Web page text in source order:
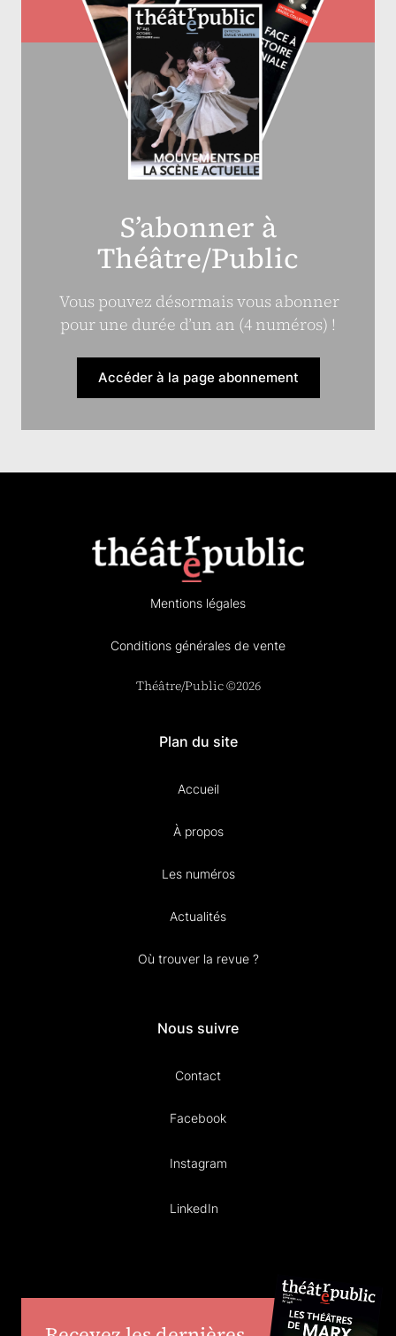
S’abonner à
Théâtre/Public
Vous pouvez désormais vous abonner
pour une durée d’un an (4 numéros) !
Accéder à la page abonnement
Mentions légales
Conditions générales de vente
Théâtre/Public ©2026
Plan du site
Accueil
À propos
Les numéros
Actualités
Où trouver la revue ?
Nous suivre
Contact
Facebook
Instagram
LinkedIn